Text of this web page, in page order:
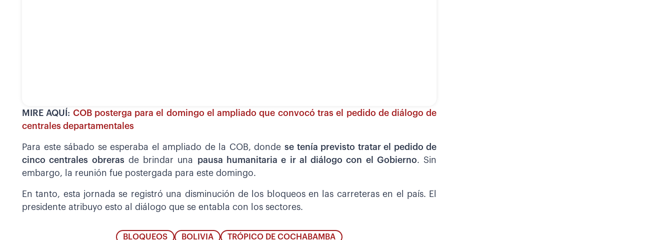
MIRE AQUÍ: COB posterga para el domingo el ampliado que convocó tras el pedido de diálogo de
centrales departamentales
Para este sábado se esperaba el ampliado de la COB, dondese tenía previsto tratar el pedido de
cinco centrales obreras de brindar una pausa humanitaria e ir al diálogo con el Gobierno. Sin
embargo, la reunión fue postergada para este domingo.
En tanto, esta jornada se registró una disminución de los bloqueos en las carreteras en el país. El
presidente atribuyo esto al diálogo que se entabla con los sectores.
BLOQUEOS BOLIVIA TRÓPICO DE COCHABAMBA